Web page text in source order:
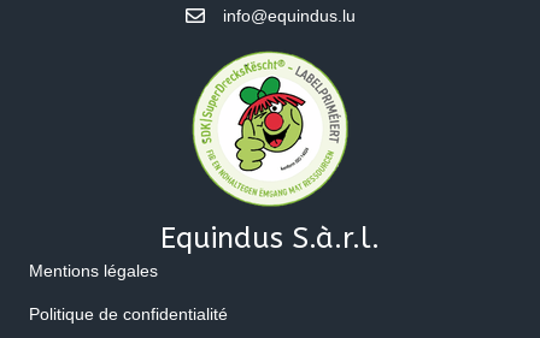
info@equindus.lu
Equindus S.à.r.l.
Mentions légales
Politique de confidentialité